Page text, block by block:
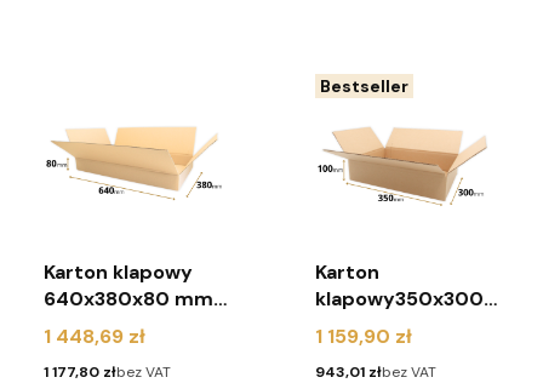
Karton klapowy
640x380x80 mm
(paleta 600 sztuk)
Cena
1 448,69 zł
Cena
1 177,80 złbez VAT
Bestseller
Karton
klapowy350x300x
100 mm (paleta
990 sztuk)
Cena
1 159,90 zł
Cena
943,01 złbez VAT